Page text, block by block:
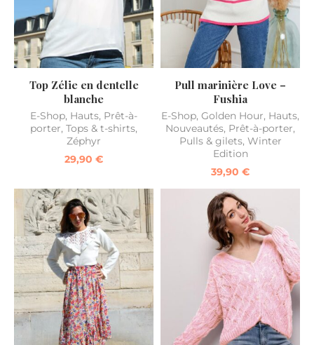
Top Zélie en dentelle
blanche
E-Shop, Hauts, Prêt-à-
porter, Tops & t-shirts,
Zéphyr
29,90 €
Pull marinière Love –
Fushia
E-Shop, Golden Hour, Hauts,
Nouveautés, Prêt-à-porter,
Pulls & gilets, Winter
Edition
39,90 €